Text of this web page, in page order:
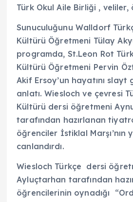
Türk Okul Aile Birliği , veliler,
Sunuculuğunu Walldorf
Kültürü Öğretmeni Tülay
programda, St.Leon Rot
Kültürü Öğretmeni Pervin
Akif Ersoy’un hayatını slayt
anlatı. Wiesloch ve çevresi
Kültürü dersi öğretmeni
tarafından hazırlanan
öğrenciler İstiklal Marşı’nın
canlandırdı.
Wiesloch Türkçe dersi
Ayluçtarhan tarafından
öğrencilerinin oynadığı